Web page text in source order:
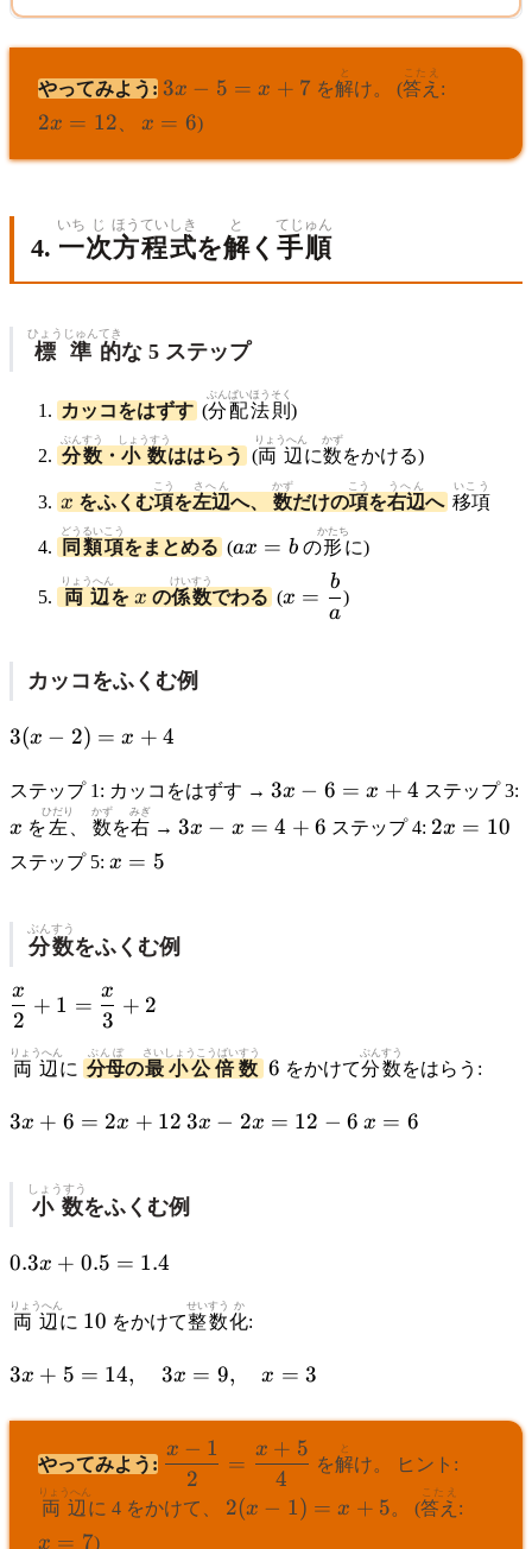
-3
-3
+
=
4
1
やってみよう: 3x
5
=
+
7
3x − 5 = x + 7 を解
と
け。 (答え
こたえ
:
2x = 12
x
x = 6)
4. 一
いち
次
じ
方程式
ほうていしき
を解
と
く 手順
てじゅん
標準
ひょうじゅん
的
てき
な 5 ステップ
カッコをはずす (分配
ぶんぱい
法則
ほうそく
)
分数
ぶんすう
・ 小数
しょうすう
ははらう (両辺
りょうへん
に数
かず
をかける)
x
x をふくむ項
こう
を左辺
さへん
へ、 数
かず
だけの項
こう
を右辺
うへん
へ 移項
いこう
同類項
どうるいこう
をまとめる (ax
b
ax = bの形
かたち
に)
両辺
りょうへん
を x
x の係数
けいすう
でわる (
\dfrac{b}
x =
a
b
)
カッコをふくむ例
3(x
2)
x
+
3(x − 2) = x + 4
ステップ 1: カッコをはずす → 3x
6
3x − 6 = x + 4 ステップ 3:
x
x を 左
ひだり
数
かず
を右
みぎ
→ 3x
4
+
3x − x = 4 + 6 ステップ 4: 2x
2x = 10
ステップ 5: x
x = 5
分数
ぶんすう
をふくむ例
\dfrac{x}
{2} + 1
=
\dfrac{x}
{3} + 2
2
x
+ 1 =
3
x
+ 2
両辺
りょうへん
に 分母
ぶんぼ
の最小公倍数
さいしょうこうばいすう 6
6 をかけて分数
ぶんすう
をはらう:
3x
2x
+
3x + 6 = 2x + 12 3x
=
3x − 2x = 12 − 6 x
x = 6
小数
しょうすう
をふくむ例
0.3x
0.5
1.4
0.3x + 0.5 = 1.4
両辺
りょうへん
に 10
10 をかけて整数
せいすう
化
か
:
3x +
14,
\quad
3x =
\quad
3x + 5 = 14, 3x = 9, x = 3
やってみよう: \dfrac{x
- 1}{2}
=
2
x − 1
=
4
x + 5
を解
と
け。 ヒント:
両辺
りょうへん
に 4 をかけて、 2(x
2(x − 1) = x + 5。 (答え
こたえ
:
x = 7)